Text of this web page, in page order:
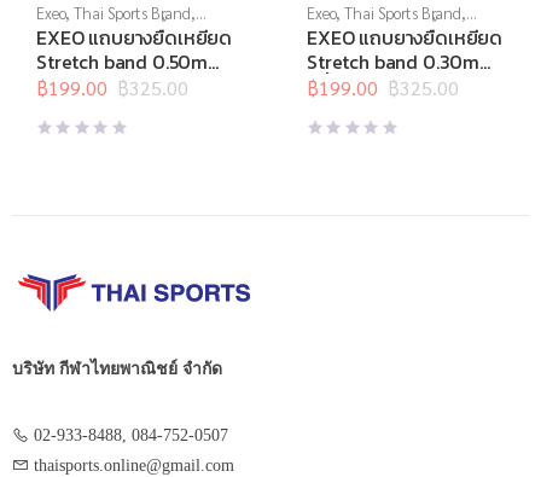
Exeo,Thai Sports Brand,
อุปกรณ์คลายกล้ามเนื้อ,อุปกรณ์
ยืดเหยียด,อุปกรณ์เพื่อสุขภาพ,
โยคะ และพิลาทิสต์
EXEO แถบยางยืดเหยียด
Stretch band 0.50mm.
สีม่วง
฿325.00
Original
price
was:
฿199.00
Current
price
is:
Exeo,Thai Sports Brand,
อุปกรณ์คลายกล้ามเนื้อ,อุปกรณ์
ยืดเหยียด,อุปกรณ์เพื่อสุขภาพ,
โยคะ และพิลาทิสต์
EXEO แถบยางยืดเหยียด
Stretch band 0.30mm.
สีน้ำเงิน
฿325.00
Original
price
was:
฿199.00
Current
price
is:
บริษัท กีฬาไทยพาณิชย์ จำกัด
02-933-8488, 084-752-0507
thaisports.online@gmail.com